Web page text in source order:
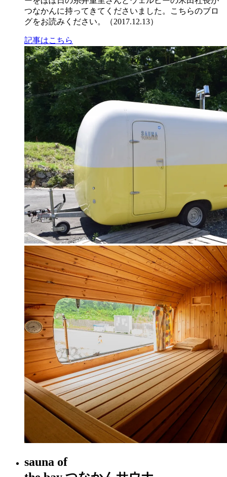
つなかんに持ってきてくださいました。こちらのブロ
グをお読みください。（2017.12.13）
記事はこちら
sauna of